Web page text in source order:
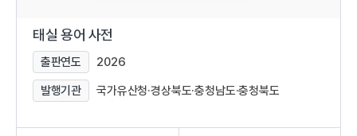
태실 용어 사전
출판연도
2026
발행기관
국가유산청·경상북도·충청남도·충청북도